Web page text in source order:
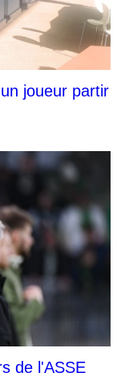
joueur partir
de l'ASSE